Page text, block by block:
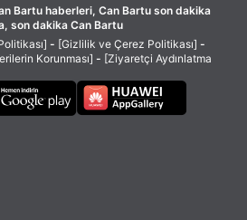
Bartu haberleri, Can Bartu son dakika
son dakika Can Bartu
- [Gizlilik ve Çerez Politikası] -
Korunması] - [Ziyaretçi Aydınlatma